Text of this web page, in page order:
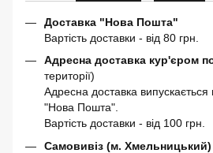
Доставка "Нова Пошта"
Вартість доставки - від 80 грн.
Адресна доставка кур'єром по
території)
Адресна доставка
"Нова Пошта".
Вартість доставки - від 100 грн.
Самовивіз (м. Хмельницький)